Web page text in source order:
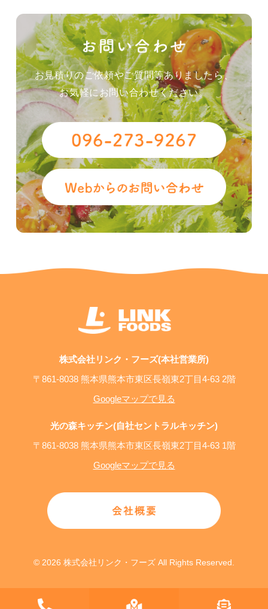
お見積りのご依頼やご質問等ありましたら、
お気軽にお問い合わせください。
株式会社リンク・フーズ(本社営業所)
〒861-8038 熊本県熊本市東区長嶺東2丁目4-63 2階
Googleマップで見る
光の森キッチン(自社セントラルキッチン)
〒861-8038 熊本県熊本市東区長嶺東2丁目4-63 1階
Googleマップで見る
© 2026 株式会社リンク・フーズ All Rights Reserved.